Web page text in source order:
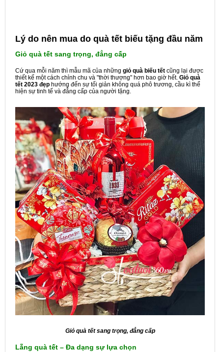
Lý do nên mua do quà tết biếu tặng đầu năm
Giỏ quà tết sang trọng, đẳng cấp
Cứ qua mỗi năm thì mẫu mã của những giỏ quà biếu tết cũng lại được
thiết kế một cách chỉnh chu và "thời thượng" hơn bao giờ hết. Giỏ quà
tết 2023 đẹp hướng đến sự tối giản không quá phô trương, cầu kì thể
hiện sự tinh tế và đẳng cấp của người tặng.
Giỏ quà tết sang trọng, đẳng cấp
Lẵng quà tết – Đa dạng sự lựa chọn